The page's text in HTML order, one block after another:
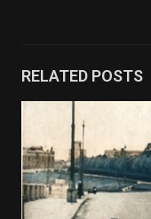
RELATED POSTS